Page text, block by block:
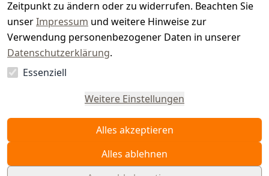
Zeitpunkt zu ändern oder zu widerrufen. Beachten Sie
unserImpressum und weitere Hinweise zur
Verwendung personenbezogener Daten in unserer
Datenschutzerklärung.
Essenziell
Weitere Einstellungen
Alles akzeptieren
Alles ablehnen
Vertrag
widerrufen